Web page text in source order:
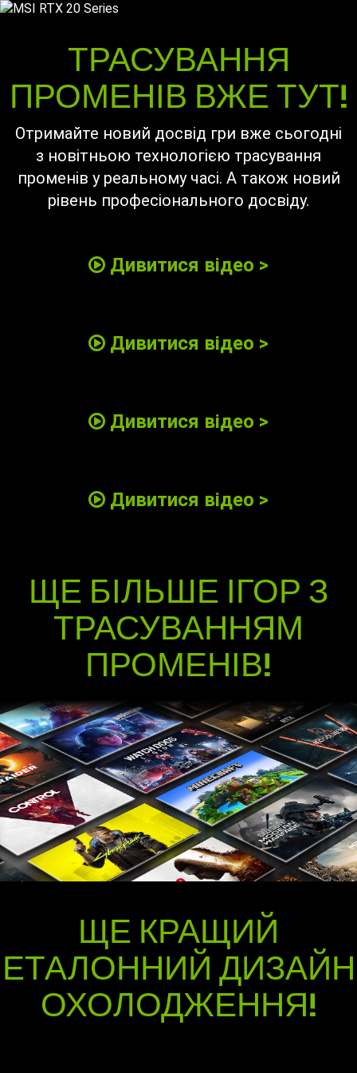
ТРАСУВАННЯ
ПРОМЕНІВ ВЖЕ ТУТ!
Отримайте новий досвід гри вже сьогодні
з новітньою технологією трасування
променів у реальному часі. А також новий
рівень професіонального досвіду.
Дивитися відео >
Дивитися відео >
Дивитися відео >
Дивитися відео >
ЩЕ БІЛЬШЕ ІГОР З
ТРАСУВАННЯМ
ПРОМЕНІВ!
ЩЕ КРАЩИЙ
ЕТАЛОННИЙ ДИЗАЙН
ОХОЛОДЖЕННЯ!